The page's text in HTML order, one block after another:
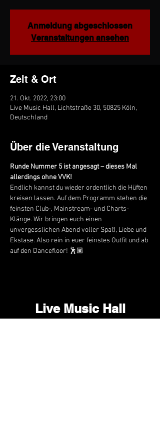
Anmeldung abgeschlossen
Veranstaltungen ansehen
Zeit & Ort
21. Okt. 2022, 23:00
Live Music Hall, Lichtstraße 30, 50825 Köln,
Deutschland
Über die Veranstaltung
Runde Nummer 5 ist angesagt – dieses Mal
allerdings ohne VVK!
Endlich kannst du wieder ordentlich die Hüften
kreisen lassen. Auf dem Programm stehen die
feinsten Club-, Mainstream- und Charts-
Klänge. Wir bringen euch einen
unvergesslichen Abend voller Spaß, Liebe und
Ekstase. Also rein in euer feinstes Outfit und ab
auf den Dancefloor! 🕺🏽
Live Music Hall